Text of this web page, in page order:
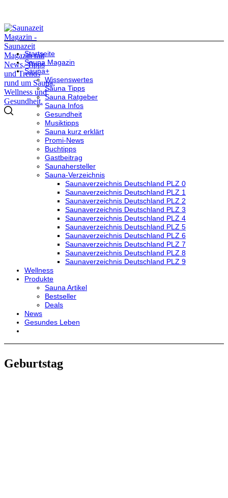
Startseite
Sauna Magazin
Sauna+
Wissenswertes
Sauna Tipps
Sauna Ratgeber
Sauna Infos
Gesundheit
Musiktipps
Sauna kurz erklärt
Promi-News
Buchtipps
Gastbeitrag
Saunahersteller
Sauna-Verzeichnis
Saunaverzeichnis Deutschland PLZ 0
Saunaverzeichnis Deutschland PLZ 1
Saunaverzeichnis Deutschland PLZ 2
Saunaverzeichnis Deutschland PLZ 3
Saunaverzeichnis Deutschland PLZ 4
Saunaverzeichnis Deutschland PLZ 5
Saunaverzeichnis Deutschland PLZ 6
Saunaverzeichnis Deutschland PLZ 7
Saunaverzeichnis Deutschland PLZ 8
Saunaverzeichnis Deutschland PLZ 9
Wellness
Produkte
Sauna Artikel
Bestseller
Deals
News
Gesundes Leben
Geburtstag